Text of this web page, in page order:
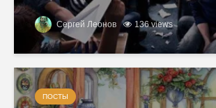
Сергей Леонов 136 views
ПОСТЫ